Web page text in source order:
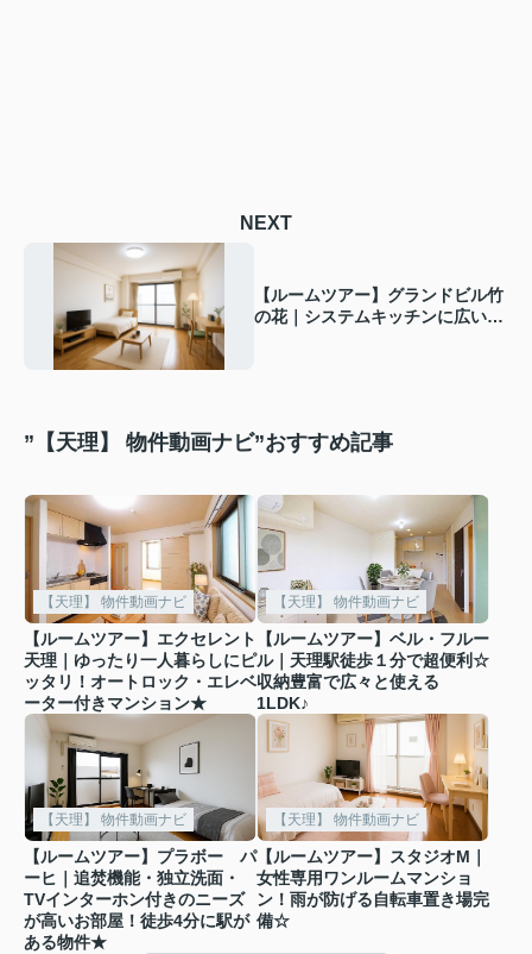
NEXT
【ルームツアー】グランドビル竹
の花｜システムキッチンに広い洋
”【天理】 物件動画ナビ”おすすめ記事
【天理】 物件動画ナビ
【ルームツアー】エクセレント
天理｜ゆったり一人暮らしにピ
ッタリ！オートロック・エレベ
ーター付きマンション★
【天理】 物件動画ナビ
【ルームツアー】ベル・フルー
ル｜天理駅徒歩１分で超便利☆
収納豊富で広々と使える
1LDK♪
【天理】 物件動画ナビ
【ルームツアー】プラボー パ
ーヒ｜追焚機能・独立洗面・
TVインターホン付きのニーズ
が高いお部屋！徒歩4分に駅が
ある物件★
【天理】 物件動画ナビ
【ルームツアー】スタジオM｜
女性専用ワンルームマンショ
ン！雨が防げる自転車置き場完
備☆